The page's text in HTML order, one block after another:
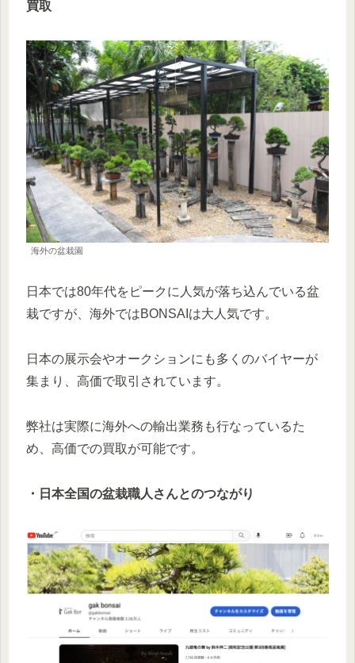
買取
海外の盆栽園
日本では80年代をピークに人気が落ち込んでいる盆
栽ですが、海外ではBONSAIは大人気です。
日本の展示会やオークションにも多くのバイヤーが
集まり、高価で取引されています。
弊社は実際に海外への輸出業務も行なっているた
め、高価での買取が可能です。
・日本全国の盆栽職人さんとのつながり